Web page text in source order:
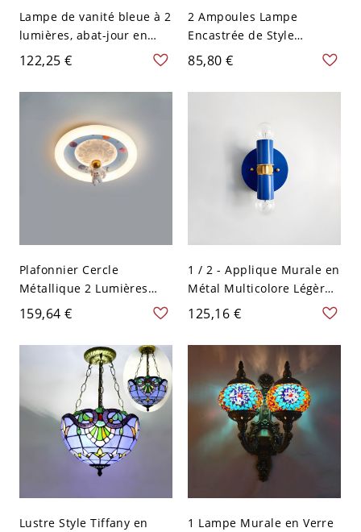
Lampe de vanité bleue à 2
lumières, abat-jour en
verre givré floral de style
campagnard, montage
mural pour salle de bain
122,25 €
2 Ampoules Lampe
Encastrée de Style
Traditionnel en Forme de
Dôme en Verre Jaune/Bleu
Plafonnier pour Chambre
85,80 €
Plafonnier Cercle
Métallique 2 Lumières
Style Enfant - Bleu 110 V-
120 V
159,64 €
1 / 2 - Applique Murale en
Métal Multicolore Légère -
Lumière Murale Nordique
- Bleu 110 V-120 V
125,16 €
Lustre Style Tiffany en
1 Lampe Murale en Verre